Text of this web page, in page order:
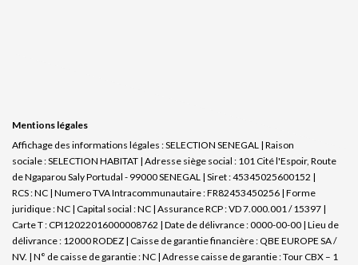
Mentions légales
Affichage des informations légales : SELECTION SENEGAL | Raison
sociale : SELECTION HABITAT | Adresse siège social : 101 Cité l'Espoir, Route
de Ngaparou Saly Portudal - 99000 SENEGAL | Siret : 45345025600152 |
RCS : NC | Numero TVA Intracommunautaire : FR82453450256 | Forme
juridique : NC | Capital social : NC | Assurance RCP : VD 7.000.001 / 15397 |
Carte T : CPI12022016000008762 | Date de délivrance : 0000-00-00 | Lieu de
délivrance : 12000 RODEZ | Caisse de garantie financière : QBE EUROPE SA /
NV. | N° de caisse de garantie : NC | Adresse caisse de garantie : Tour CBX – 1